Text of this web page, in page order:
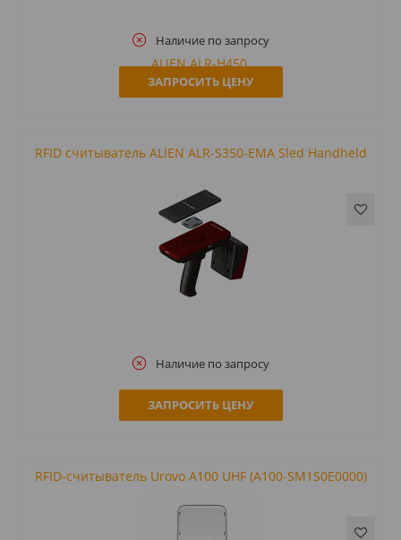
Наличие по запросу
ЗАПРОСИТЬ ЦЕНУ
RFID считыватель ALIEN ALR-S350-EMA Sled Handheld
Наличие по запросу
ЗАПРОСИТЬ ЦЕНУ
RFID-считыватель Urovo A100 UHF (A100-SM1S0E0000)